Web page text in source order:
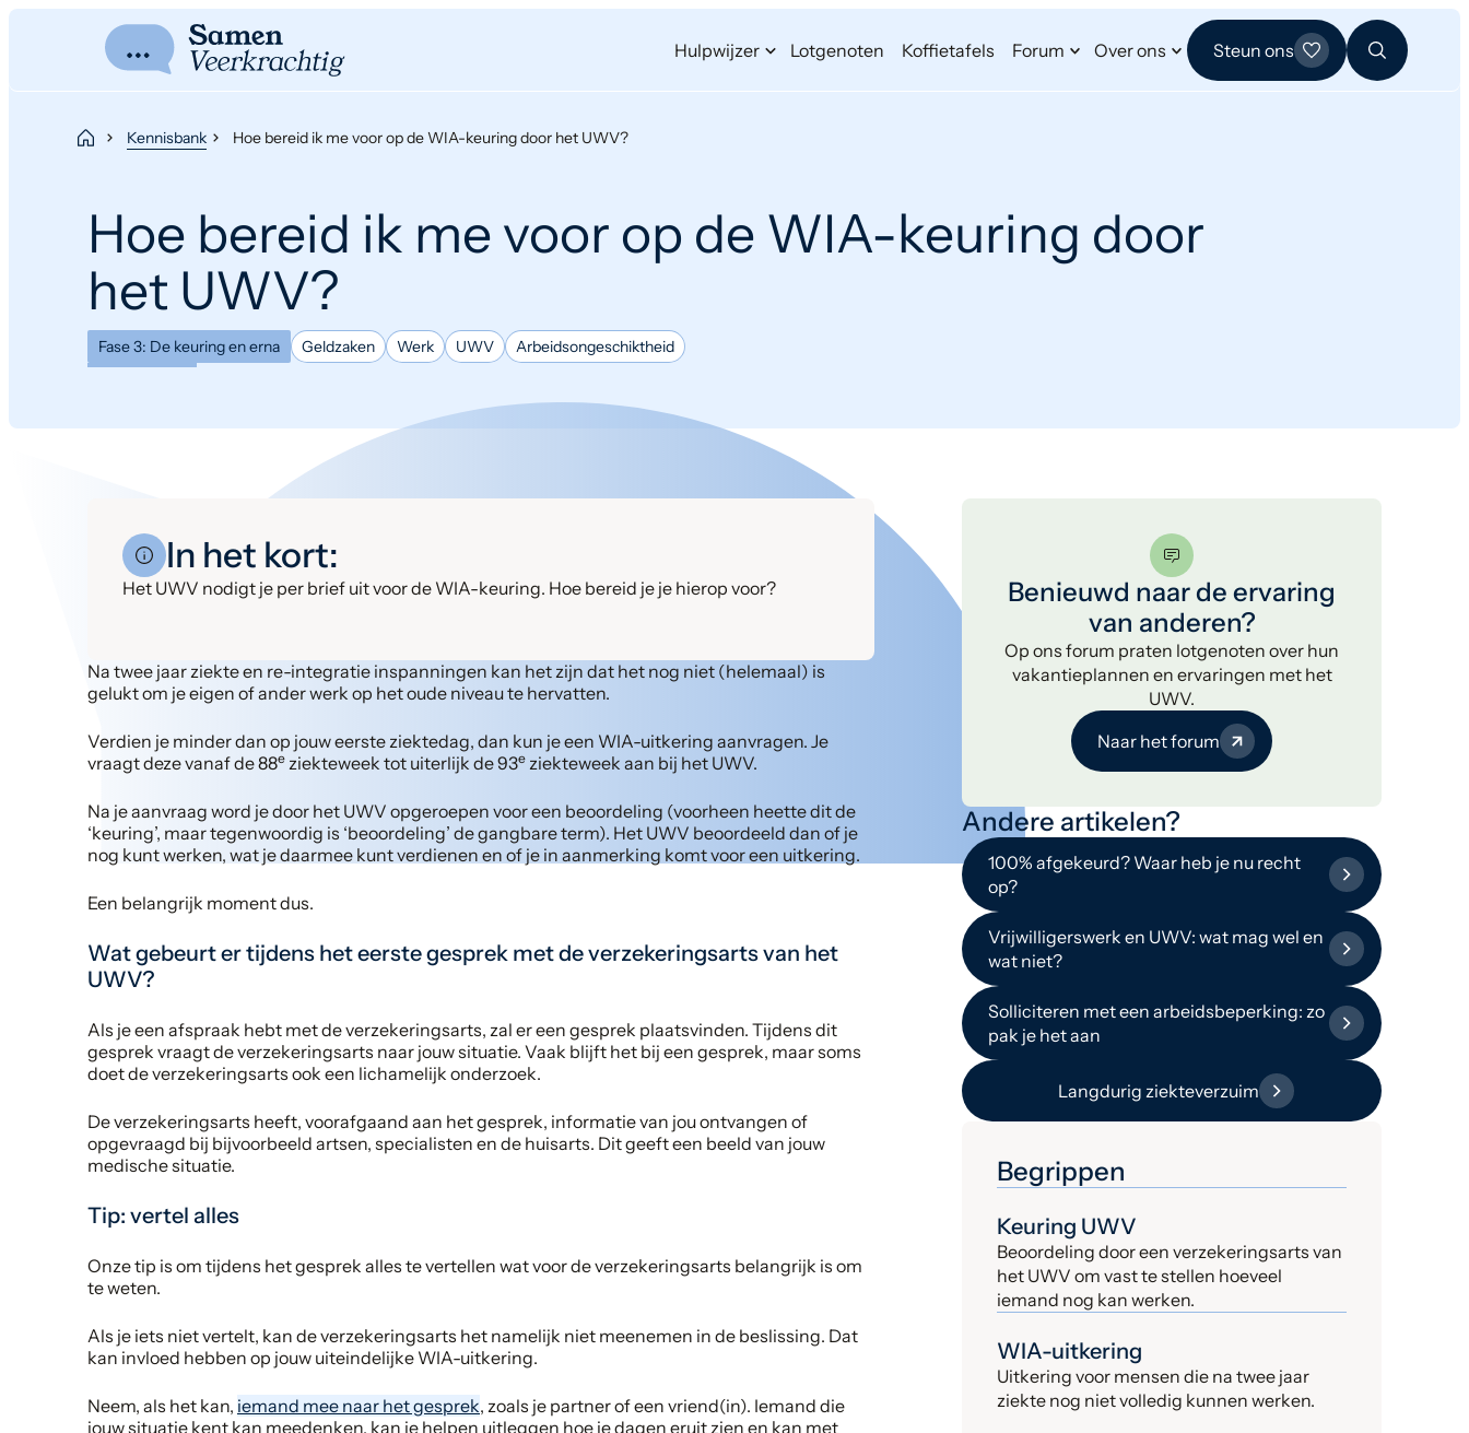
Hulpwijzer Lotgenoten Koffietafels Forum Over ons Steun ons
Kennisbank Hoe bereid ik me voor op de WIA-keuring door het UWV?
Hoe bereid ik me voor op de WIA-keuring door
het UWV?
Fase 3: De keuring en erna Geldzaken Werk UWV Arbeidsongeschiktheid
In het kort:
Het UWV nodigt je per brief uit voor de WIA-keuring. Hoe bereid je je hierop voor?
Na twee jaar ziekte en re-integratie inspanningen kan het zijn dat het nog niet (helemaal) is
gelukt om je eigen of ander werk op het oude niveau te hervatten.
Verdien je minder dan op jouw eerste ziektedag, dan kun je een WIA-uitkering aanvragen. Je
vraagt deze vanaf de 88e ziekteweek tot uiterlijk de 93e ziekteweek aan bij het UWV.
Na je aanvraag word je door het UWV opgeroepen voor een beoordeling (voorheen heette dit de
‘keuring’, maar tegenwoordig is ‘beoordeling’ de gangbare term). Het UWV beoordeeld dan of je
nog kunt werken, wat je daarmee kunt verdienen en of je in aanmerking komt voor een uitkering.
Een belangrijk moment dus.
Wat gebeurt er tijdens het eerste gesprek met de verzekeringsarts van het
UWV?
Als je een afspraak hebt met de verzekeringsarts, zal er een gesprek plaatsvinden. Tijdens dit
gesprek vraagt de verzekeringsarts naar jouw situatie. Vaak blijft het bij een gesprek, maar soms
doet de verzekeringsarts ook een lichamelijk onderzoek.
De verzekeringsarts heeft, voorafgaand aan het gesprek, informatie van jou ontvangen of
opgevraagd bij bijvoorbeeld artsen, specialisten en de huisarts. Dit geeft een beeld van jouw
medische situatie.
Tip: vertel alles
Onze tip is om tijdens het gesprek alles te vertellen wat voor de verzekeringsarts belangrijk is om
te weten.
Als je iets niet vertelt, kan de verzekeringsarts het namelijk niet meenemen in de beslissing. Dat
kan invloed hebben op jouw uiteindelijke WIA-uitkering.
Neem, als het kan, iemand mee naar het gesprek, zoals je partner of een vriend(in). Iemand die
jouw situatie kent kan meedenken, kan je helpen uitleggen hoe je dagen eruit zien en kan met
Benieuwd naar de ervaring
van anderen?
Op ons forum praten lotgenoten over hun
vakantieplannen en ervaringen met het
UWV.
Naar het forum
Andere artikelen?
100% afgekeurd? Waar heb je nu recht
op?
Vrijwilligerswerk en UWV: wat mag wel en
wat niet?
Solliciteren met een arbeidsbeperking: zo
pak je het aan
Langdurig ziekteverzuim
Begrippen
Keuring UWV
Beoordeling door een verzekeringsarts van
het UWV om vast te stellen hoeveel
iemand nog kan werken.
WIA-uitkering
Uitkering voor mensen die na twee jaar
ziekte nog niet volledig kunnen werken.